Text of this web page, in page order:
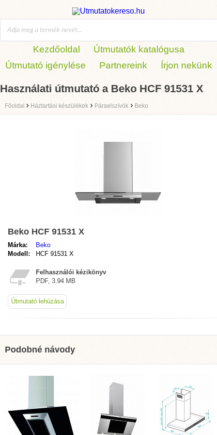
Kezdőoldal
Útmutatók katalógusa
Útmutató igénylése
Partnereink Írjon nekünk
Használati útmutató a Beko HCF 91531 X
Főoldal › Háztartási készülékek › Páraelszívók › Beko
Beko HCF 91531 X
Márka:
Beko
Modell:
HCF 91531 X
Felhasználói kézikönyv
PDF, 3.94 MB
Útmutató lehúzása
Podobné návody